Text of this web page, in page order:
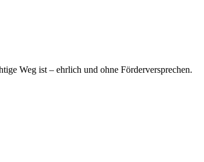
Weg ist – ehrlich und ohne Förderversprechen.